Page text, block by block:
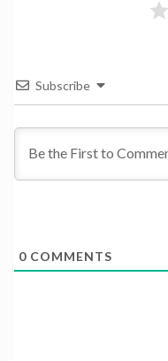
Subscribe
0 COMMENTS